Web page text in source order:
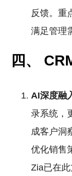
反馈。重
满足管理
四、
AI深度融
录系统，
成客户洞
优化销售
Zia已在此